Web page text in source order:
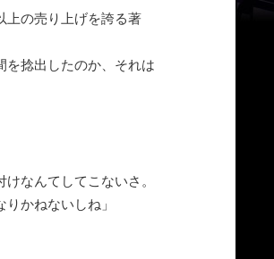
上の売り上げを誇る著
捻出したのか、それは
なんてしてこないさ。
かねないしね」